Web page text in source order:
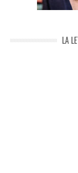
LA